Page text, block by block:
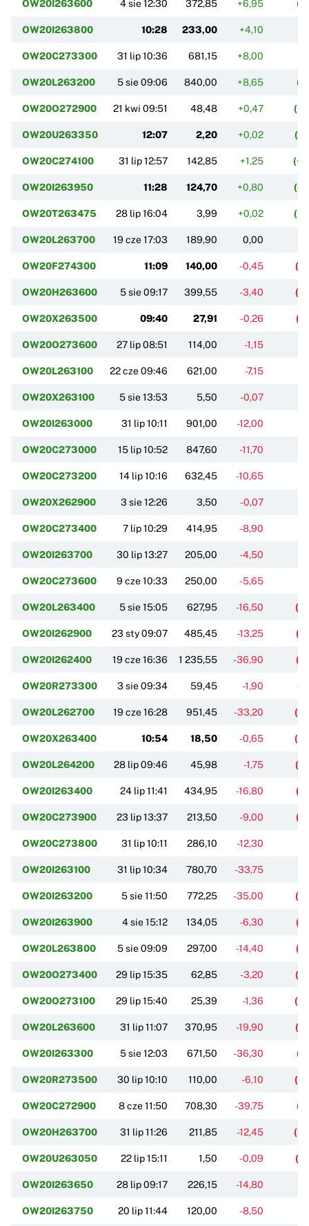
OW20I263600 4 sie 12:30 372,85 +6,95
OW20I263800 10:28 233,00 +4,10
OW20C273300 31 lip 10:36 681,15 +8,00
OW20L263200 5 sie 09:06 840,00 +8,65
OW20O272900 21 kwi 09:51 48,48 +0,47
OW20U263350 12:07 2,20 +0,02
OW20C274100 31 lip 12:57 142,85 +1,25
OW20I263950 11:28 124,70 +0,80
OW20T263475 28 lip 16:04 3,99 +0,02
OW20L263700 19 cze 17:03 189,90 0,00
OW20F274300 11:09 140,00 -0,45 (-
OW20H263600 5 sie 09:17 399,55 -3,40 (-
OW20X263500 09:40 27,91 -0,26 (-
OW20O273600 27 lip 08:51 114,00 -1,15
OW20L263100 22 cze 09:46 621,00 -7,15
OW20X263100 5 sie 13:53 5,50 -0,07
OW20I263000 31 lip 10:11 901,00 -12,00
OW20C273000 15 lip 10:52 847,60 -11,70
OW20C273200 14 lip 10:16 632,45 -10,65
OW20X262900 3 sie 12:26 3,50 -0,07
OW20C273400 7 lip 10:29 414,95 -8,90
OW20I263700 30 lip 13:27 205,00 -4,50 (-
OW20C273600 9 cze 10:33 250,00 -5,65
OW20L263400 5 sie 15:05 627,95 -16,50 (-
OW20I262900 23 sty 09:07 485,45 -13,25 (-
OW20I262400 19 cze 16:36 1 235,55 -36,90 (-
OW20R273300 3 sie 09:34 59,45 -1,90 (-
OW20L262700 19 cze 16:28 951,45 -33,20 (-
OW20X263400 10:54 18,50 -0,65 (-
OW20L264200 28 lip 09:46 45,98 -1,75 (-
OW20I263400 24 lip 11:41 434,95 -16,80 (-
OW20C273900 23 lip 13:37 213,50 -9,00 (-
OW20C273800 31 lip 10:11 286,10 -12,30
OW20I263100 31 lip 10:34 780,70 -33,75
OW20I263200 5 sie 11:50 772,25 -35,00 (-
OW20I263900 4 sie 15:12 134,05 -6,30 (-
OW20L263800 5 sie 09:09 297,00 -14,40 (-
OW20O273400 29 lip 15:35 62,85 -3,20 (-
OW20O273100 29 lip 15:40 25,39 -1,36 (-
OW20L263600 31 lip 11:07 370,95 -19,90 (-
OW20I263300 5 sie 12:03 671,50 -36,30 (-
OW20R273500 30 lip 10:10 110,00 -6,10 (-
OW20C272900 8 cze 11:50 708,30 -39,75 (-
OW20H263700 31 lip 11:26 211,85 -12,45 (-
OW20U263050 22 lip 15:11 1,50 -0,09 (-
OW20I263650 28 lip 09:17 226,15 -14,80
OW20I263750 20 lip 11:44 120,00 -8,50